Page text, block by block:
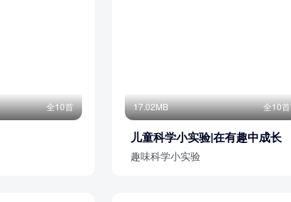
全10首 17.02MB 全10首
儿童科学小实验|在有趣中成长
趣味科学小实验